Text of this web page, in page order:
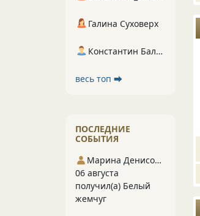
Галина Суховерх
Константин Балухта
весь топ ⮕
ПОСЛЕДНИЕ
СОБЫТИЯ
Марина Денисова 5
06 августа
получил(а) Белый
жемчуг